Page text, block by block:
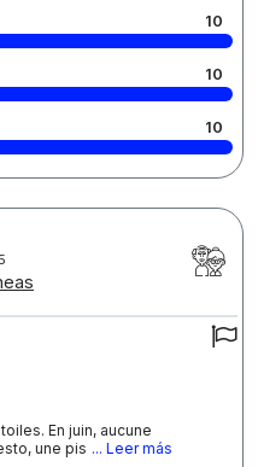
10
10
10
En juin, aucune
une pis ... Leer más